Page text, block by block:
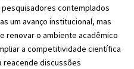
pesquisadores contemplados
um avanço institucional, mas
renovar o ambiente acadêmico
a competitividade científica
reacende discussões